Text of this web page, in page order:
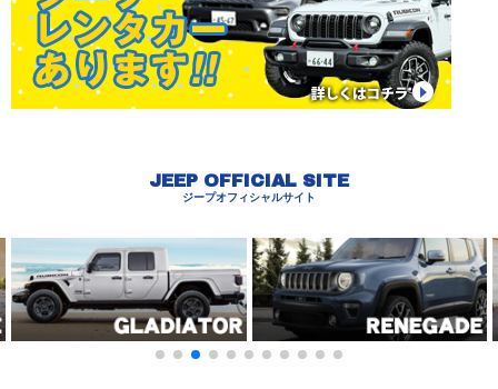
JEEP OFFICIAL SITE
ジープオフィシャルサイト